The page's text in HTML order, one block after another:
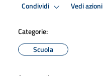
Condividi Vedi azioni
Categorie:
Scuola